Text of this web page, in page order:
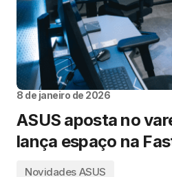
8 de janeiro de 2026
ASUS aposta no
lança espaço na
Novidades ASUS